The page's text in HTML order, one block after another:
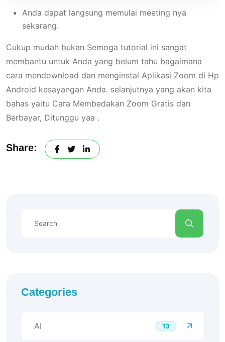
Anda dapat langsung memulai meeting nya
sekarang.
Cukup mudah bukan Semoga tutorial ini sangat
membantu untuk Anda yang belum tahu bagaimana
cara mendownload dan menginstal Aplikasi Zoom di Hp
Android kesayangan Anda. selanjutnya yang akan kita
bahas yaitu Cara Membedakan Zoom Gratis dan
Berbayar, Ditunggu yaa .
Share:
Categories
AI 13